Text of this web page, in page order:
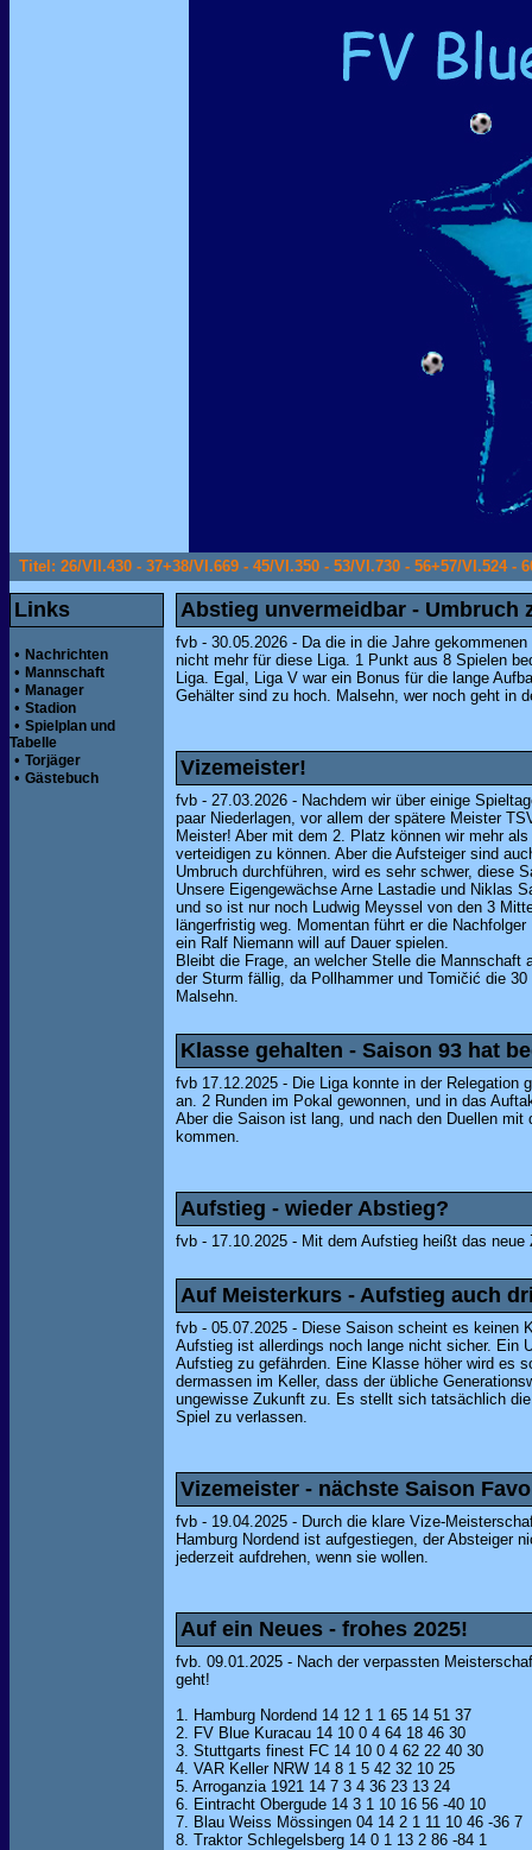
Titel: 26/VII.430 - 37+38/VI.669 - 45/VI.350 - 53/VI.730 - 56+57/VI.524 -
Links
• Nachrichten
• Mannschaft
• Manager
• Stadion
• Spielplan und
Tabelle
• Torjäger
• Gästebuch
Abstieg unvermeidbar - Umbruch
fvb - 30.05.2026 - Da die in die Jahre
nicht mehr für diese Liga. 1 Punkt aus 8 Spielen
Liga. Egal, Liga V war ein Bonus für die lange
Gehälter sind zu hoch. Malsehn, wer noch geht in
Vizemeister!
fvb - 27.03.2026 - Nachdem wir über einige
paar Niederlagen, vor allem der spätere Meister
Meister! Aber mit dem 2. Platz können wir mehr
verteidigen zu können. Aber die Aufsteiger sind
Umbruch durchführen, wird es sehr schwer, diese
Unsere Eigengewächse Arne Lastadie und Niklas
und so ist nur noch Ludwig Meyssel von den 3
längerfristig weg. Momentan führt er die
ein Ralf Niemann will auf Dauer spielen.
Bleibt die Frage, an welcher Stelle die
der Sturm fällig, da Pollhammer und Tomičić die
Malsehn.
Klasse gehalten - Saison 93 hat
fvb 17.12.2025 - Die Liga konnte in der Relegation
an. 2 Runden im Pokal gewonnen, und in das
Aber die Saison ist lang, und nach den Duellen
kommen.
Aufstieg - wieder Abstieg?
fvb - 17.10.2025 - Mit dem Aufstieg heißt das
Auf Meisterkurs - Aufstieg auch
fvb - 05.07.2025 - Diese Saison scheint es keinen
Aufstieg ist allerdings noch lange nicht sicher. Ein
Aufstieg zu gefährden. Eine Klasse höher wird es
dermassen im Keller, dass der übliche
ungewisse Zukunft zu. Es stellt sich tatsächlich
Spiel zu verlassen.
Vizemeister - nächste Saison
fvb - 19.04.2025 - Durch die klare Vize-
Hamburg Nordend ist aufgestiegen, der Absteiger
jederzeit aufdrehen, wenn sie wollen.
Auf ein Neues - frohes 2025!
fvb. 09.01.2025 - Nach der verpassten
geht!
1. Hamburg Nordend 14 12 1 1 65 14 51 37
2. FV Blue Kuracau 14 10 0 4 64 18 46 30
3. Stuttgarts finest FC 14 10 0 4 62 22 40 30
4. VAR Keller NRW 14 8 1 5 42 32 10 25
5. Arroganzia 1921 14 7 3 4 36 23 13 24
6. Eintracht Obergude 14 3 1 10 16 56 -40 10
7. Blau Weiss Mössingen 04 14 2 1 11 10 46 -36 7
8. Traktor Schlegelsberg 14 0 1 13 2 86 -84 1